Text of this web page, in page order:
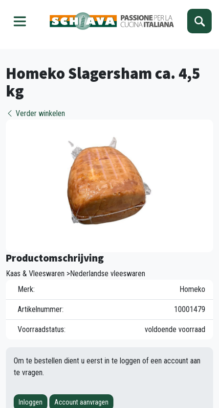
Homeko Slagersham ca. 4,5
kg
Verder winkelen
Productomschrijving
Kaas & Vleeswaren >Nederlandse vleeswaren
Merk:
Homeko
Artikelnummer: 10001479
Voorraadstatus: voldoende voorraad
Om te bestellen dient u eerst in te loggen of een account aan
te vragen.
Inloggen Account aanvragen